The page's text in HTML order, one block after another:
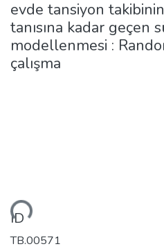
evde tansiyon
tanısına kadar geçen
modellenmesi :
çalışma
ID
TB.00571